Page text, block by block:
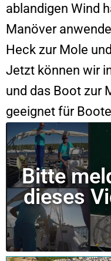
ablandigen Wind
Manöver
Heck zur Mole
Jetzt können wir
und das Boot zur
geeignet für
Bitte
dieses